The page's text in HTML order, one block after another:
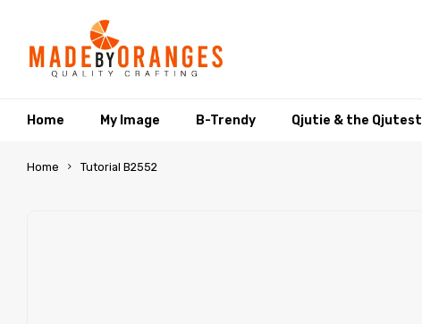
Home My Image B-Trendy Qjutie & the Qjutest
Home Tutorial B2552